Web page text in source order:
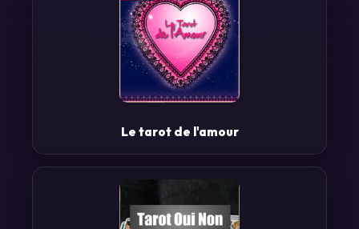
Le tarot de l'amour